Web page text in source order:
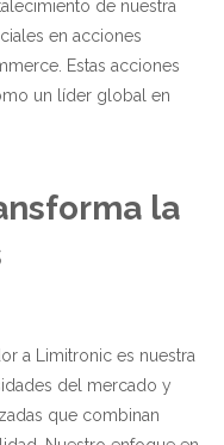
de nuestra
en acciones
Estas acciones
un líder global en
la
a Limitronic es nuestra
del mercado y
que combinan